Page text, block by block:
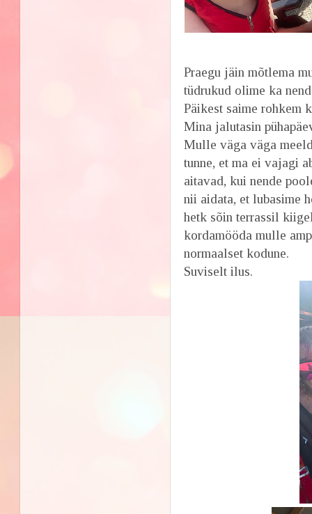
Praegu jäin mõtlema
tüdrukud olime ka
Päikest saime rohkem
Mina jalutasin
Mulle väga väga
tunne, et ma ei vajagi
aitavad, kui nende
nii aidata, et lubasime
hetk sõin terrassil
kordamööda mulle
normaalset kodune.
Suviselt ilus.